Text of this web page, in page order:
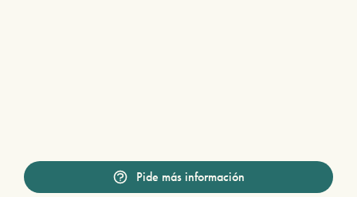
Pide más información